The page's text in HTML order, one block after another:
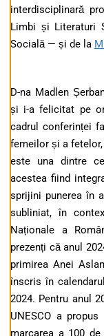
interdisciplinară
Limbi și Literaturi
Socială — și de la
D-na Madlen
și i-a felicitat pe
cadrul conferinței
femeilor și a
este una dintre
acestea fiind
sprijini punerea în
subliniat, în
Naționale a
prezenți că anul
primirea Anei
înscris în
2024. Pentru anul
UNESCO a
marcarea a 100